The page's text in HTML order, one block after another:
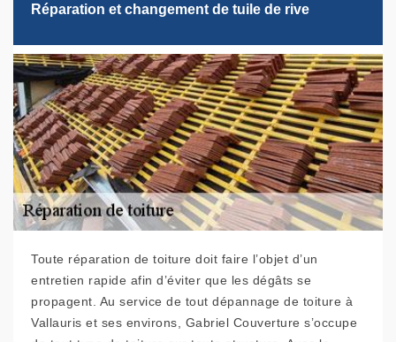
Réparation et changement de tuile de rive
Toute réparation de toiture doit faire l’objet d’un
entretien rapide afin d’éviter que les dégâts se
propagent. Au service de tout dépannage de toiture à
Vallauris et ses environs, Gabriel Couverture s’occupe